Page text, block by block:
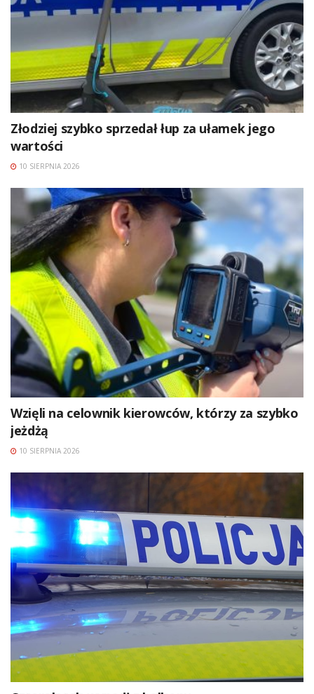
Złodziej szybko sprzedał łup za ułamek jego
wartości
10 SIERPNIA 2026
Wzięli na celownik kierowców, którzy za szybko
jeżdżą
10 SIERPNIA 2026